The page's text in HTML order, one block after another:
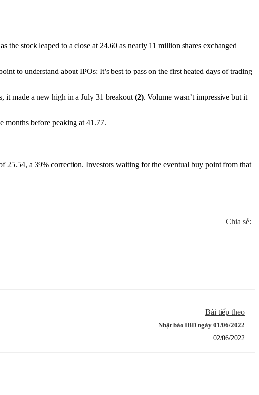
the stock leaped to a close at 24.60 as nearly 11 million shares exchanged
to understand about IPOs: It’s best to pass on the first heated days of trading
it made a new high in a July 31 breakout (2). Volume wasn’t impressive but it
months before peaking at 41.77.
25.54, a 39% correction. Investors waiting for the eventual buy point from that
Chia sẻ:
Bài tiếp theo
Nhật báo IBD ngày 01/06/2022
02/06/2022